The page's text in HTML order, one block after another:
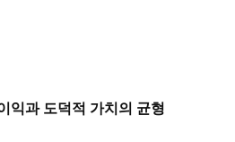
익과 도덕적 가치의 균형